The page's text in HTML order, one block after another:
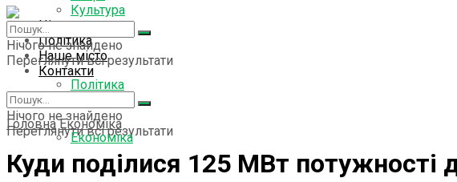
Культура
Цікаво знати
Політика
Наше місто
Контакти
Нічого не знайдено
Переглянути всі результати
Новини
Політика
Економіка
Нічого не знайдено
Переглянути всі результати
Головна Економіка
Куди поділися 125 МВт потужності